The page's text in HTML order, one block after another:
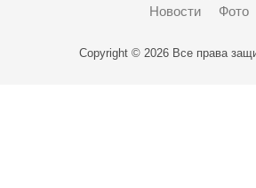
Новости
Фото
Copyright © 2026 Все права